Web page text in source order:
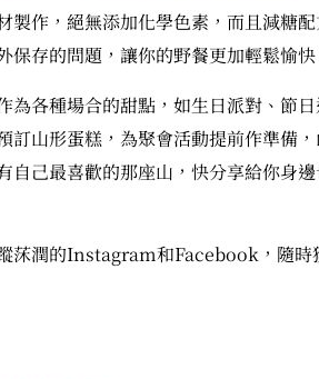
製作，絕無添加化學色素，而且減糖
存的問題，讓你的野餐更加輕鬆愉快
各種場合的甜點，如生日派對、節
山形蛋糕，為聚會活動提前作準備
己最喜歡的那座山，快分享給你身
莯潤的Instagram和Facebook，隨時